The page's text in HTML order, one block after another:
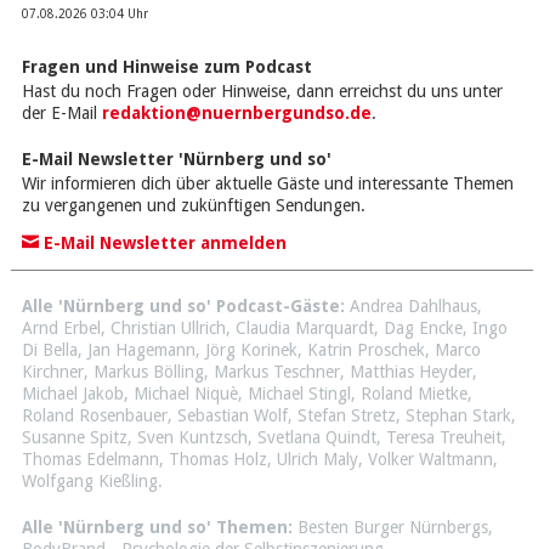
07.08.2026 03:04 Uhr
Fragen und Hinweise zum Podcast
Hast du noch Fragen oder Hinweise, dann erreichst du uns unter
der E-Mail redaktion@nuernbergundso.de.
E-Mail Newsletter 'Nürnberg und so'
Wir informieren dich über aktuelle Gäste und interessante Themen
zu vergangenen und zukünftigen Sendungen.
E-Mail Newsletter anmelden
Alle 'Nürnberg und so' Podcast-Gäste: Andrea Dahlhaus,
Arnd Erbel , Christian Ullrich, Claudia Marquardt, Dag Encke, Ingo
Di Bella, Jan Hagemann, Jörg Korinek, Katrin Proschek, Marco
Kirchner, Markus Bölling, Markus Teschner, Matthias Heyder,
Michael Jakob, Michael Niquè, Michael Stingl , Roland Mietke,
Roland Rosenbauer, Sebastian Wolf, Stefan Stretz, Stephan Stark,
Susanne Spitz, Sven Kuntzsch, Svetlana Quindt, Teresa Treuheit,
Thomas Edelmann, Thomas Holz, Ulrich Maly, Volker Waltmann,
Wolfgang Kießling.
Alle 'Nürnberg und so' Themen: Besten Burger Nürnbergs,